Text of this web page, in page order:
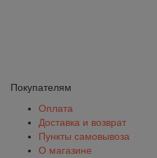
Покупателям
Оплата
Доставка и возврат
Пункты самовывоза
О магазине